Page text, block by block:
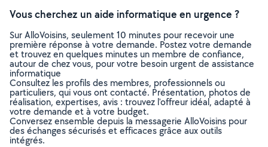
Vous cherchez un aide informatique en urgence ?
Sur AlloVoisins, seulement 10 minutes pour recevoir une
première réponse à votre demande. Postez votre demande
et trouvez en quelques minutes un membre de confiance,
autour de chez vous, pour votre besoin urgent de assistance
informatique
Consultez les profils des membres, professionnels ou
particuliers, qui vous ont contacté. Présentation, photos de
réalisation, expertises, avis : trouvez l'offreur idéal, adapté à
votre demande et à votre budget.
Conversez ensemble depuis la messagerie AlloVoisins pour
des échanges sécurisés et efficaces grâce aux outils
intégrés.